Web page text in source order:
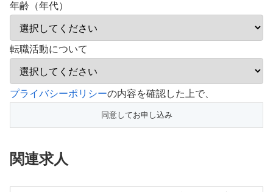
年齢（年代）
転職活動について
こ
フ
ー
プライバシーポリシーの内容を確認した上で、
関連求人